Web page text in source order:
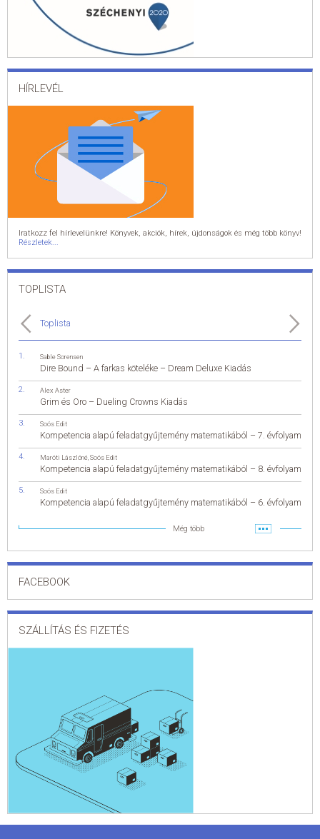
HÍRLEVÉL
Iratkozz fel hírlevelünkre! Könyvek, akciók, hírek, újdonságok és még több könyv!
Részletek...
TOPLISTA
Toplista
Sable Sorensen
Dire Bound – A farkas köteléke – Dream Deluxe Kiadás
Alex Aster
Grim és Oro – Dueling Crowns Kiadás
Soós Edit
Kompetencia alapú feladatgyűjtemény matematikából – 7. évfolyam
Maróti Lászlóné Soós Edit
Kompetencia alapú feladatgyűjtemény matematikából – 8. évfolyam
Soós Edit
Kompetencia alapú feladatgyűjtemény matematikából – 6. évfolyam
Még több
FACEBOOK
SZÁLLÍTÁS ÉS FIZETÉS